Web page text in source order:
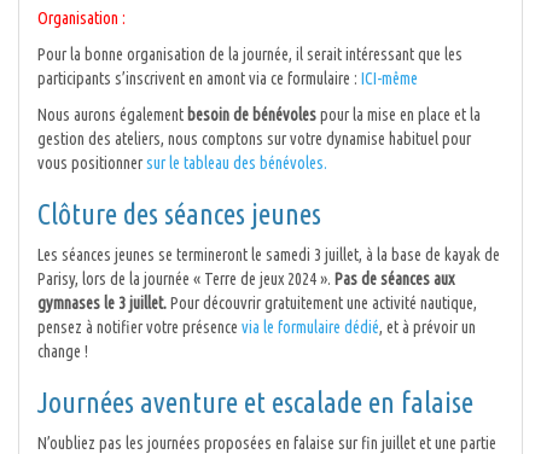
Organisation :
Pour la bonne organisation de la journée, il serait intéressant que les
participants s’inscrivent en amont via ce formulaire : ICI-même
Nous aurons également besoin de bénévolespour la mise en place et la
gestion des ateliers, nous comptons sur votre dynamise habituel pour
vous positionnersur le tableau des bénévoles.
Clôture des séances jeunes
Les séances jeunes se termineront le samedi 3 juillet, à la base de kayak de
Parisy, lors de la journée « Terre de jeux 2024 ». Pas de séances aux
gymnases le 3 juillet.Pour découvrir gratuitement une activité nautique,
pensez à notifier votre présence via le formulaire dédié, et à prévoir un
change !
Journées aventure et escalade en falaise
N’oubliez pas les journées proposées en falaise sur fin juillet et une partie